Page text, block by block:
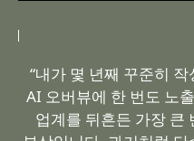
“내가 몇 년째 꾸준히
AI 오버뷰에 한 번도 노
업계를 뒤흔든 가장 큰